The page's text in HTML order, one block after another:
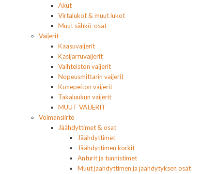
Akut
Virtalukot & muut lukot
Muut sähkö-osat
Vaijerit
Kaasuvaijerit
Käsijarruvaijerit
Vaihteiston vaijerit
Nopeusmittarin vaijerit
Konepeiton vaijerit
Takaluukun vaijerit
MUUT VAIJERIT
Voimansiirto
Jäähdyttimet & osat
Jäähdyttimet
Jäähdyttimen korkit
Anturit ja tunnistimet
Muut jäähdyttimen ja jäähdytyksen osat